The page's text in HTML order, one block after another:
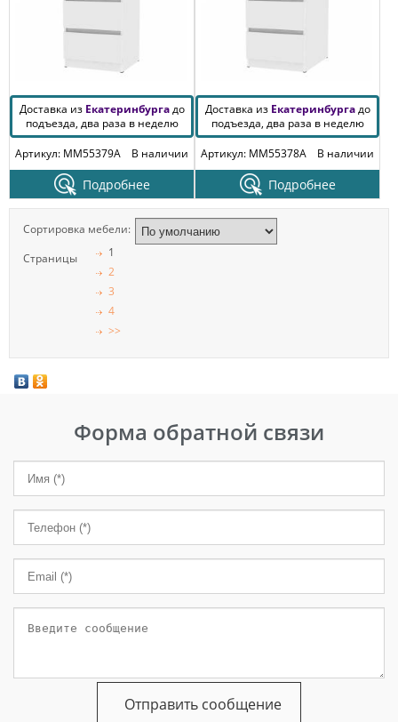
Доставка из Екатеринбургадо
подъезда, два раза в неделю
Артикул: MM55379A
В наличии
Подробнее
Доставка из Екатеринбургадо
подъезда, два раза в неделю
Артикул: MM55378A
В наличии
Подробнее
Сортировка мебели:
Страницы
1
2
3
4
>>
Форма обратной связи